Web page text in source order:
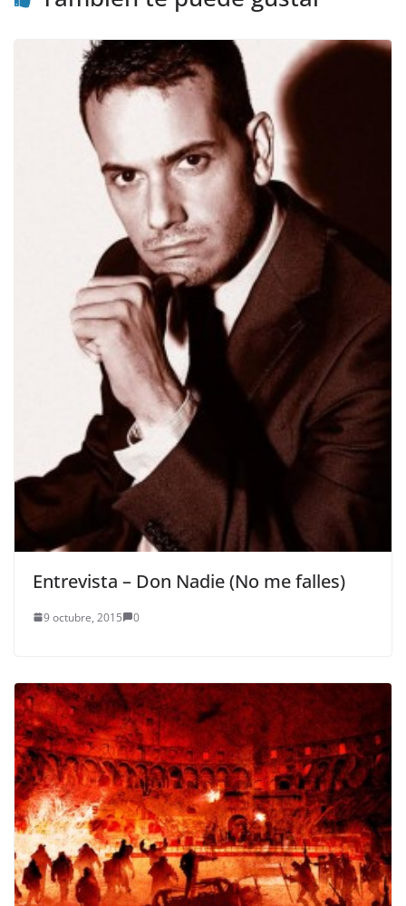
Entrevista – Don Nadie (No me falles)
9 octubre, 2015 0